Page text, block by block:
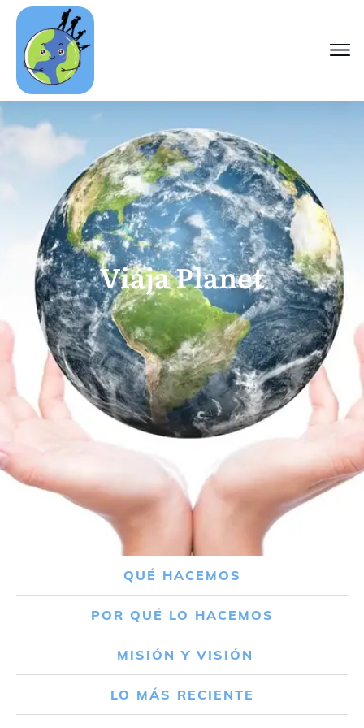
Viaja Planet
QUÉ HACEMOS
POR QUÉ LO HACEMOS
MISIÓN Y VISIÓN
LO MÁS RECIENTE